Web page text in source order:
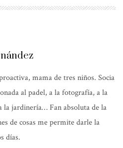
mama de tres niños. Socia
al padel, a la fotografía, a la
la jardinería… Fan absoluta de la
de cosas me permite darle la
días.